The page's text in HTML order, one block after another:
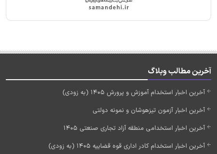
آخرین مطالب وبلاگ
آخرین اخبار استخدام آموزش و پرورش 1405 (به زودی)
آخرین اخبار آزمون تیزهوشان و نمونه دولتی
آخرین اخبار استخدامی منطقه آزاد تجاری صنعتی 1405
آخرین اخبار استخدام کادر اداری قوه قضاییه 1405 (به زودی)